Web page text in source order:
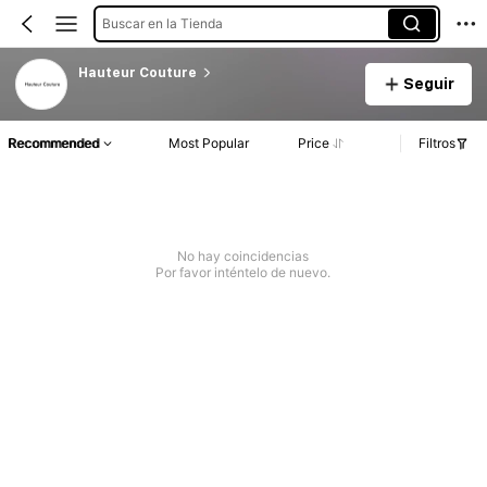
Buscar en la Tienda
Hauteur Couture
Seguir
Recommended Most Popular Price Filtros
No hay coincidencias
Por favor inténtelo de nuevo.